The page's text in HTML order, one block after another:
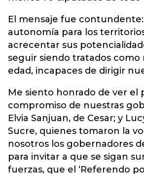
El mensaje fue
autonomía para los
acrecentar sus
seguir siendo tratados como
edad, incapaces de dirigir
Me siento honrado de ver el
compromiso de nuestras
Elvia Sanjuan, de Cesar; y
Sucre, quienes tomaron la
nosotros los gobernadores
para invitar a que se sigan
fuerzas, que el ‘Referendo